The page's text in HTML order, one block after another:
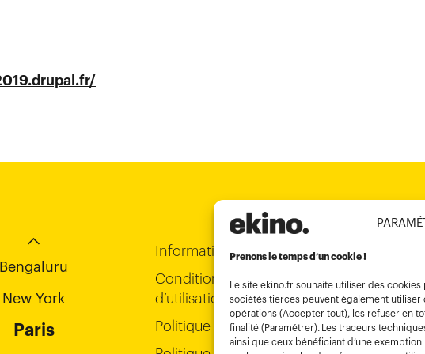
Prenons le temps d’un cookie !
Le site ekino.fr souhaite utiliser des
sociétés tierces peuvent également
opérations (Accepter tout), les refuser en
finalité (Paramétrer). Les traceurs
ainsi que ceux bénéficiant d’une
Hong Kong
Bengaluru
New York
Paris
Informations légales
Conditions générales
d’utilisation
Politique de confidentialité